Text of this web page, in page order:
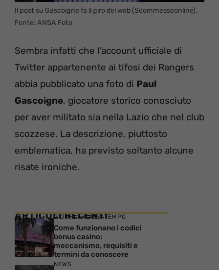
Il post su Gascoigne fa il giro del web (Scommesseonline).
Fonte: ANSA Foto
Sembra infatti che l’account ufficiale di
Twitter appartenente ai tifosi dei Rangers
abbia pubblicato una foto di Paul
Gascoigne, giocatore storico conosciuto
per aver militato sia nella Lazio che nel club
scozzese. La descrizione, piuttosto
emblematica, ha previsto soltanto alcune
risate ironiche.
ARTICOLI RECENTI
GIOCHI E PASSATEMPO
Come funzionano i codici
bonus casino:
meccanismo, requisiti e
termini da conoscere
NEWS